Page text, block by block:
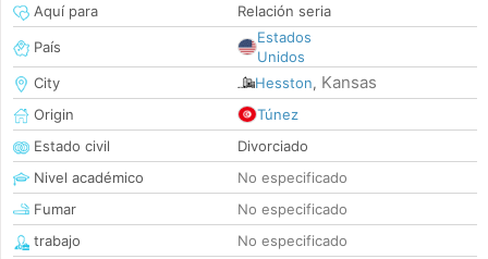
Aquí para
Relación seria
País
Estados
Unidos
City
Hesston, Kansas
Origin
Túnez
Estado civil
Divorciado
Nivel académico
No especificado
Fumar
No especificado
trabajo
No especificado